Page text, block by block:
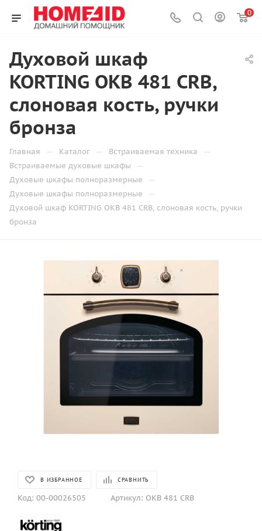
0
Духовой шкаф
KORTING OKB 481 CRB,
слоновая кость, ручки
бронза
Главная — Каталог — Встраиваемая техника —
Встраиваемые духовые шкафы —
Духовые шкафы полноразмерные —
Духовые шкафы полноразмерные —
Духовой шкаф KORTING OKB 481 CRB, слоновая кость, ручки
бронза
В ИЗБРАННОЕ СРАВНИТЬ
Код: 00-00026505 Артикул: OKB 481 CRB